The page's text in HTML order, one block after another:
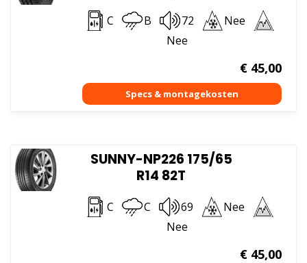
C B 72
Nee
Nee
€45,00
SUNNY-NP226 175/65
R14 82T
C C 69
Nee
Nee
€45,00